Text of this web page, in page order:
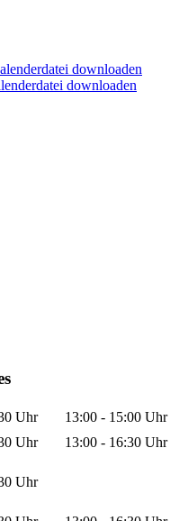
downloaden
downloaden
Uhr
13:00 - 15:00 Uhr
Uhr 13:00 - 16:30 Uhr
Uhr